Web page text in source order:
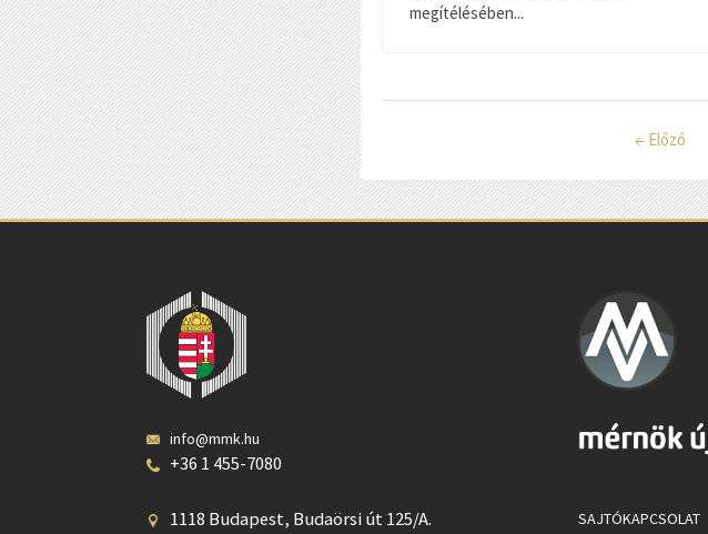
megítélésében...
← Előző
info@mmk.hu
+36 1 455-7080
1118 Budapest, Budaörsi út 125/A. SAJTÓKAPCSOLAT